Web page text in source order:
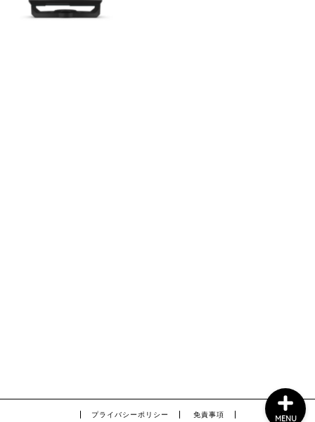
プライバシーポリシー 免責事項 MENU